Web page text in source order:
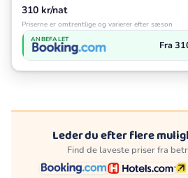
310 kr/nat
Priserne er omtrentlige og varierer efter sæson
ANBEFALET Fra
Leder du efter flere
Find de laveste priser fra